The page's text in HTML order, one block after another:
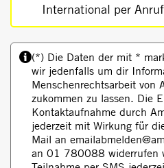
International per
(*) Die Daten der mit *
wir jedenfalls um dir
Menschenrechtsarbeit von
zukommen zu lassen. Die
Kontaktaufnahme durch
jederzeit mit Wirkung für
Mail an
an 01 780088 widerrufen